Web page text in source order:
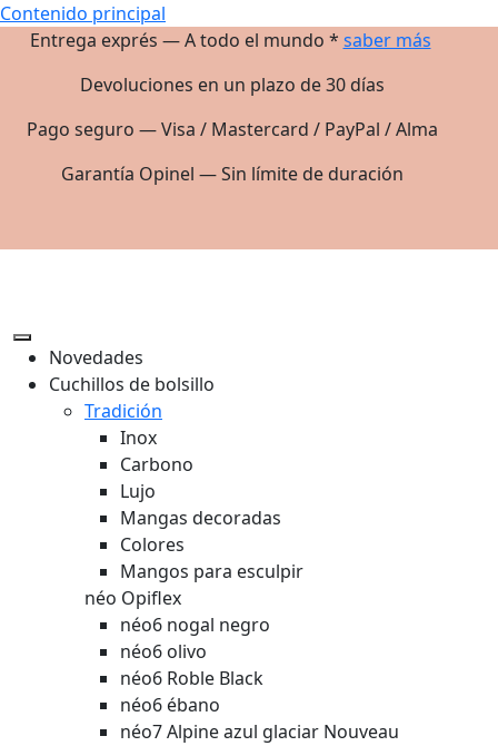
Contenido principal
Entrega exprés — A todo el mundo * saber más
Devoluciones en un plazo de 30 días
Pago seguro — Visa / Mastercard / PayPal / Alma
Garantía Opinel — Sin límite de duración
Novedades
Cuchillos de bolsillo
Tradición
Inox
Carbono
Lujo
Mangas decoradas
Colores
Mangos para esculpir
néo Opiflex
néo6 nogal negro
néo6 olivo
néo6 Roble Black
néo6 ébano
néo7 Alpine azul glaciar Nouveau